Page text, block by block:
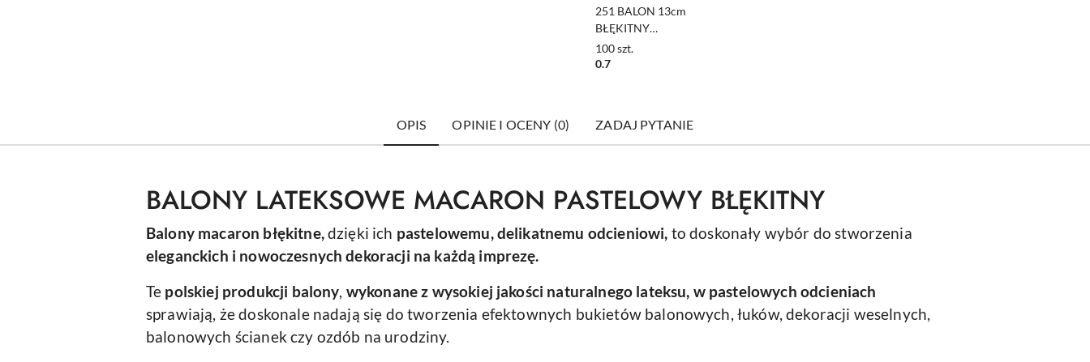
251 BALON 13cm
BŁĘKITNY
MACARON 1szt.
100szt.
0.7
OPIS OPINIE I OCENY (0) ZADAJ PYTANIE
BALONY LATEKSOWE MACARON PASTELOWY BŁĘKITNY
Balony macaron błękitne,dzięki ich pastelowemu, delikatnemu odcieniowi, to doskonały wybór do stworzenia
eleganckich i nowoczesnych dekoracji na każdą imprezę.
Te polskiej produkcji balony, wykonane z wysokiej jakości naturalnego lateksu, w pastelowych odcieniach
sprawiają, że doskonale nadają się do tworzenia efektownych bukietów balonowych, łuków, dekoracji weselnych,
balonowych ścianek czy ozdób na urodziny.